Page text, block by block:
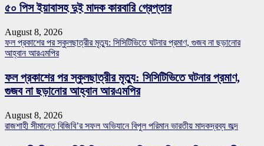
৫০ পিস ইয়াবাসহ দুই মাদক কারবারি গ্রেপ্তার
August 8, 2026
ফল প্রকাশের পর স্কুলছাত্রীর মৃত্যু: সিসিটিভিতে ঘটনার প্রমাণ, গুজব না ছড়ানোর
আহ্বান আরএমপির
ফল প্রকাশের পর স্কুলছাত্রীর মৃত্যু: সিসিটিভিতে ঘটনার প্রমাণ,
গুজব না ছড়ানোর আহ্বান আরএমপির
August 8, 2026
রাজশাহী সীমান্তে বিজিবি’র সফল অভিযানে বিপুল পরিমান ভারতীয় মাদকদ্রব্য জব্দ